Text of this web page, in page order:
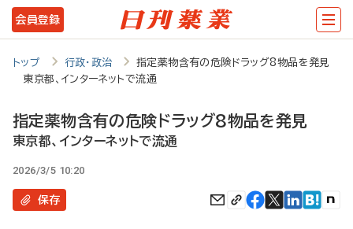
メ
イ
テ
ツ
に
会員登録
トップ 行政・政治
指定薬物含有の危険ドラッグ8物品を発見
東京都、インターネットで流通
指定薬物含有の危険ドラッグ8物品を発見
東京都、インターネットで流通
2026/3/5 10:20
保存